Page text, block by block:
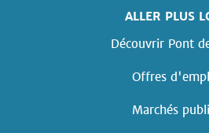
ALLER PLUS
Découvrir Pont
Offres
Marchés